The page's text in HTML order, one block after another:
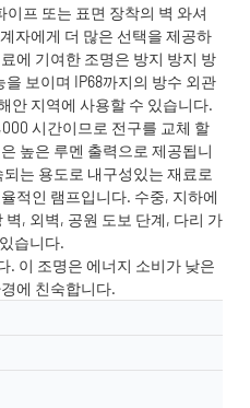
프 또는 표면 장착의 벽 와셔
자에게 더 많은 선택을 제공하
에 기여한 조명은 방지 방지 방
보이며 IP68까지의 방수 외관
안 지역에 사용할 수 있습니다.
시간이므로 전구를 교체 할
높은 루멘 출력으로 제공됩니
는 용도로 내구성있는 재료로
적인 램프입니다. 수중, 지하에
, 외벽, 공원 도보 단계, 다리 가
습니다.
. 이 조명은 에너지 소비가 낮은
에 친숙합니다.